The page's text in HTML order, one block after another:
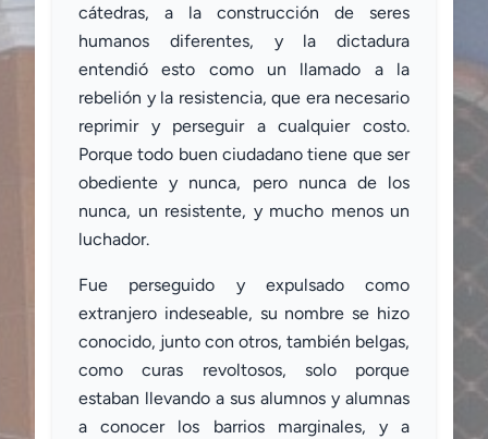
cátedras, a la construcción de seres
humanos diferentes, y la dictadura
entendió esto como un llamado a la
rebelión y la resistencia, que era necesario
reprimir y perseguir a cualquier costo.
Porque todo buen ciudadano tiene que ser
obediente y nunca, pero nunca de los
nunca, un resistente, y mucho menos un
luchador.
Fue perseguido y expulsado como
extranjero indeseable, su nombre se hizo
conocido, junto con otros, también belgas,
como curas revoltosos, solo porque
estaban llevando a sus alumnos y alumnas
a conocer los barrios marginales, y a